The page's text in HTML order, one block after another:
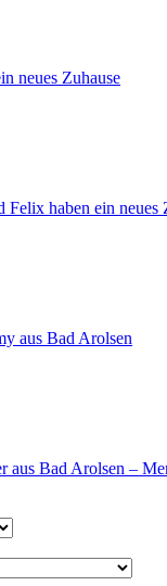
neues Zuhause
Felix haben ein neues
aus Bad Arolsen
aus Bad Arolsen –